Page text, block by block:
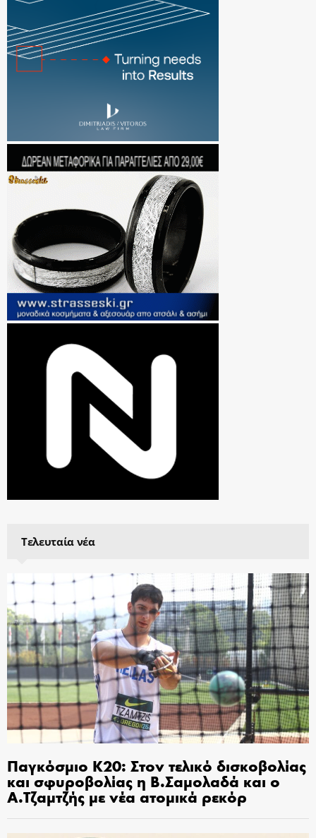
Τελευταία νέα
Παγκόσμιο Κ20: Στον τελικό δισκοβολίας
και σφυροβολίας η Β.Σαμολαδά και ο
Α.Τζαμτζής με νέα ατομικά ρεκόρ